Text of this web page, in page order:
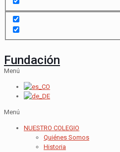
Fundación
Menú
Menú
NUESTRO COLEGIO
Quiénes Somos
Historia